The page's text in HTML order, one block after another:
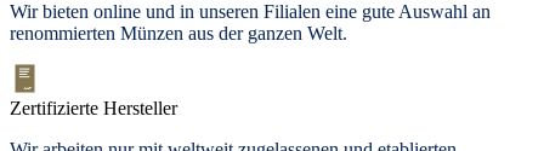
Wir bieten online und in unseren Filialen eine gute Auswahl an
renommierten Münzen aus der ganzen Welt.
Zertifizierte Hersteller